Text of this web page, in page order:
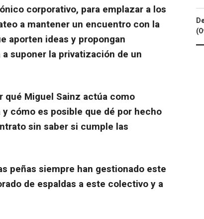
corporativo, para emplazar a los
a mantener un encuentro con la
aporten ideas y propongan
suponer la privatización de un
qué Miguel Sainz actúa como
cómo es posible que dé por hecho
sin saber si cumple las
peñas siempre han gestionado este
de espaldas a este colectivo y a